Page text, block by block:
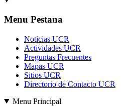
Menu Pestana
Noticias UCR
Actividades UCR
Preguntas Frecuentes
Mapas UCR
Sitios UCR
Directorio de Contacto UCR
Menu Principal